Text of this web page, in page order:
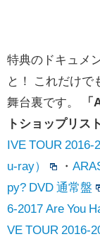
特典のドキュメ
と！ これだけで
舞台裏です。
トショップリスト
IVE TOUR 2016-
u-ray）
・
py? DVD 通常盤
6-2017 Are You
VE TOUR 2016-